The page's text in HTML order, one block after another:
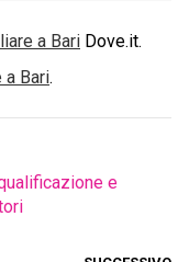
a Bari Dove.it.
a Bari.
e